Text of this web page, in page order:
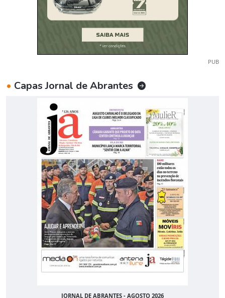
PUB
• Capas Jornal de Abrantes
JORNAL DE ABRANTES - AGOSTO 2026